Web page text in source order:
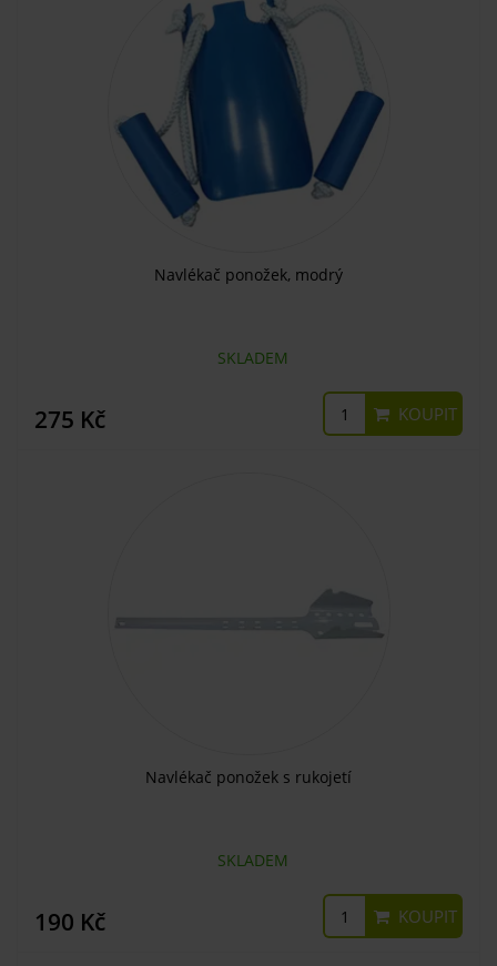
Navlékač ponožek, modrý
SKLADEM
275 Kč KOUPIT
Navlékač ponožek s rukojetí
SKLADEM
190 Kč KOUPIT